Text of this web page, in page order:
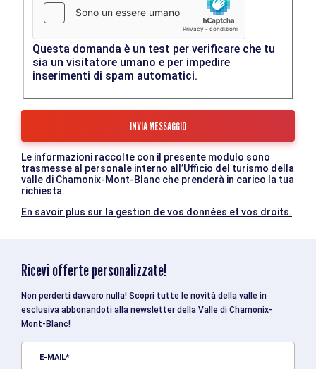
Questa domanda è un test per verificare che tu
sia un visitatore umano e per impedire
inserimenti di spam automatici.
Le informazioni raccolte con il presente modulo sono
trasmesse al personale interno all’Ufficio del turismo della
valle di Chamonix-Mont-Blanc che prenderà in carico la tua
richiesta.
En savoir plus sur la gestion de vos données et vos droits.
Ricevi offerte personalizzate!
Non perderti davvero nulla! Scopri tutte le novità della valle in
esclusiva abbonandoti alla newsletter della Valle di Chamonix-
Mont-Blanc!
E-MAIL